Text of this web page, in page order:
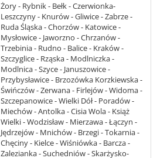
Żory - Rybnik - Bełk - Czerwionka-
Leszczyny - Knurów - Gliwice - Zabrze -
Ruda Śląska - Chorzów - Katowice -
Mysłowice - Jaworzno - Chrzanów -
Trzebinia - Rudno - Balice - Kraków -
Szczyglice - Rząska - Modlniczka -
Modlnica - Szyce - Januszowice -
Przybysławice - Brzozówka Korzkiewska -
Świńczów - Zerwana - Firlejów - Widoma -
Szczepanowice - Wielki Dół - Poradów -
Miechów - Antolka - Cisia Wola - Książ
Wielki - Wodzisław - Mierzawa - Łączyn -
Jędrzejów - Mnichów - Brzegi - Tokarnia -
Chęciny - Kielce - Wiśniówka - Barcza -
Zalezianka - Suchedniów - Skarżysko-